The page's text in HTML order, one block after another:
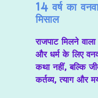
14 वर्ष का
मिसाल
राजपाट मिलने
और धर्म के लिए
कथा नहीं, बल्कि
कर्तव्य, त्याग और